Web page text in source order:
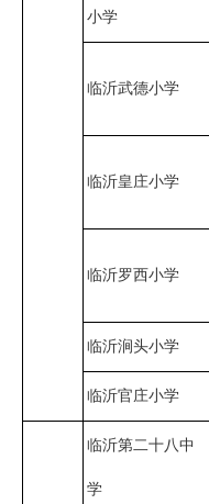
小学
临沂武德小学
临沂皇庄小学
临沂罗西小学
临沂涧头小学
临沂官庄小学
临沂第二十八中
学